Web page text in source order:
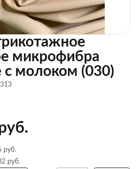
микрофибра
с молоком (030)
руб.
руб.